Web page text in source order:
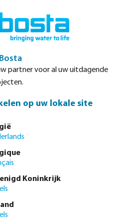
RVS 316 1" x
partner voor al uw uitdagende
op uw lokale site
Koninkrijk